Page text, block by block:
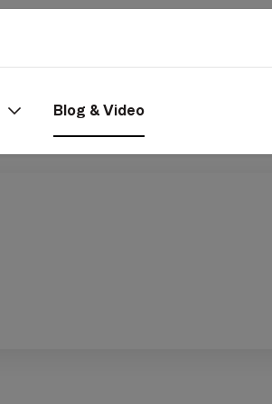
Blog & Video